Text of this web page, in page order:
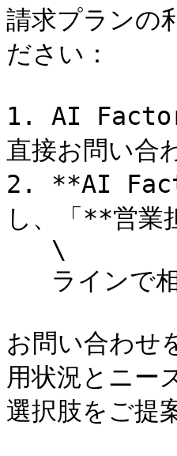
請求プランの
ださい：
1. AI
直接お問い合
2. **AI
し、「**営業
お問い合わ
用状況とニー
選択肢をご提